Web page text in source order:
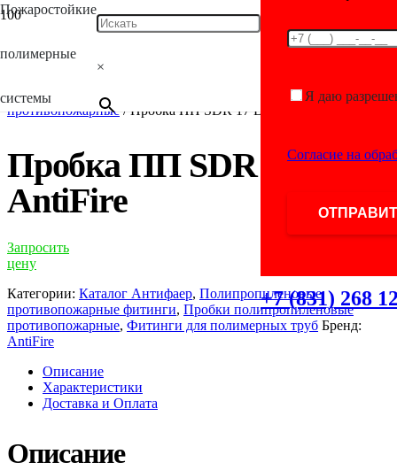
Пожаростойкие
полимерные
системы
×
Я даю
Согласие на
+7 (831) 268
Главная/Каталог
фитинги
Пробки полипропиленовые
противопожарные / Пробка ПП SDR 17 D200 AntiFire
Пробка ПП SDR 17 D200
AntiFire
Запросить
цену
Категории: Каталог Антифаер, Полипропиленовые
противопожарные фитинги, Пробки полипропиленовые
противопожарные, Фитинги для полимерных труб Бренд:
AntiFire
Описание
Характеристики
Доставка и Оплата
Описание